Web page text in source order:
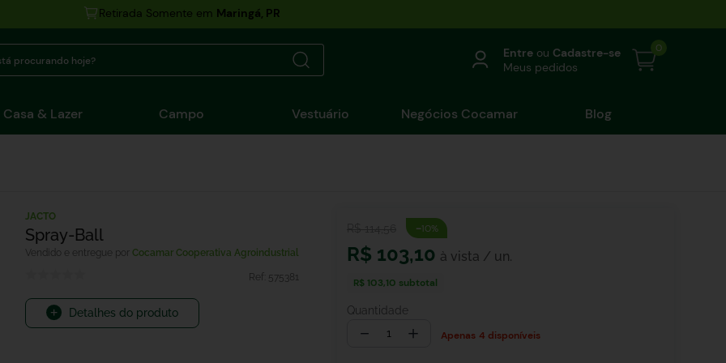
Retirada Somente em Maringá, PR
procurando hoje? Entre ou Cadastre-se
Meus pedidos
0
Casa & Lazer Campo Vestuário Negócios Cocamar Blog
JACTO
Spray-Ball
Cocamar Cooperativa Agroindustrial
Ref: 575381
Detalhes do produto
-10%
R$ 103,10
R$ 103,10 subtotal
Quantidade
＋
－ 4 disponíveis